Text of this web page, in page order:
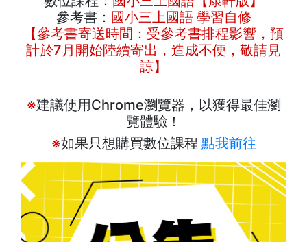
參考書： 國小三上國語 學習自修
【參考書寄送時間：受參考書排程影響，預
計於7月開始陸續寄出，造成不便，敬請見
諒】
※建議使用Chrome瀏覽器，以獲得最佳瀏
覽體驗！
※如果只想購買數位課程 點我前往